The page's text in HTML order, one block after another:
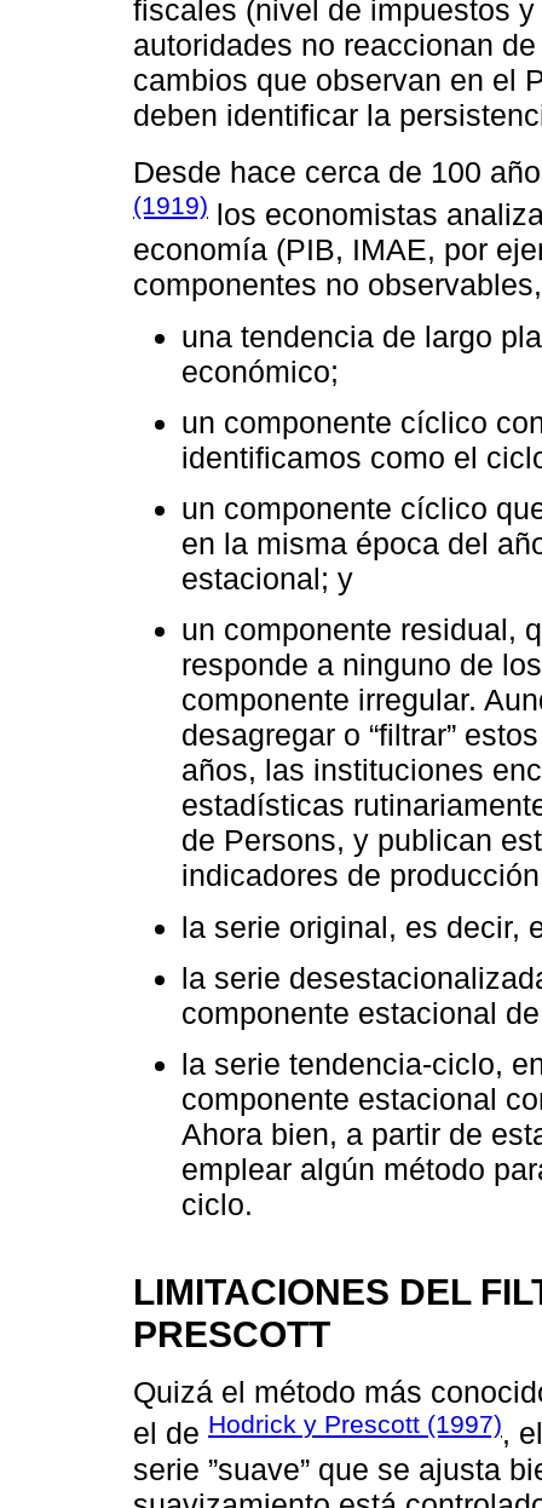
fiscales (nivel de impuestos
autoridades no reaccionan
cambios que observan en el
deben identificar la
Desde hace cerca de 100
(1919) los economistas
economía (PIB, IMAE, por
componentes no
una tendencia de largo
económico;
un componente cíclico
identificamos como el
un componente cíclico
en la misma época del
estacional; y
un componente residual,
responde a ninguno de
componente irregular.
desagregar o “filtrar”
años, las instituciones
estadísticas
de Persons, y publican
indicadores de
la serie original, es decir,
la serie
componente estacional
la serie tendencia-ciclo,
componente estacional
Ahora bien, a partir de
emplear algún método
ciclo.
LIMITACIONES DEL
PRESCOTT
Quizá el método más
el de Hodrick y Prescott (1997),
serie ”suave” que se ajusta